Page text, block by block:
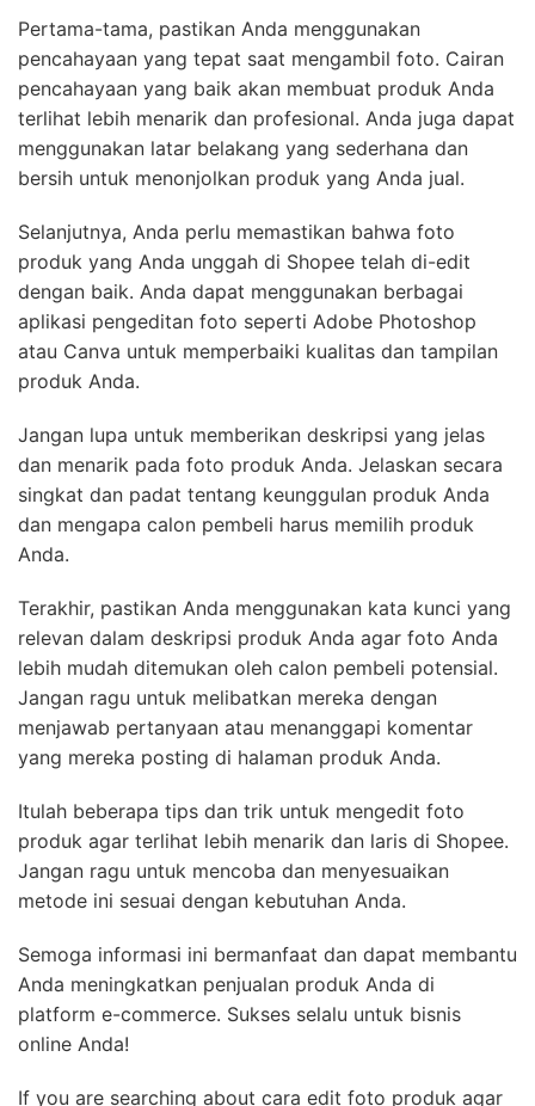
Pertama-tama, pastikan Anda menggunakan
pencahayaan yang tepat saat mengambil foto. Cairan
pencahayaan yang baik akan membuat produk Anda
terlihat lebih menarik dan profesional. Anda juga dapat
menggunakan latar belakang yang sederhana dan
bersih untuk menonjolkan produk yang Anda jual.
Selanjutnya, Anda perlu memastikan bahwa foto
produk yang Anda unggah di Shopee telah di-edit
dengan baik. Anda dapat menggunakan berbagai
aplikasi pengeditan foto seperti Adobe Photoshop
atau Canva untuk memperbaiki kualitas dan tampilan
produk Anda.
Jangan lupa untuk memberikan deskripsi yang jelas
dan menarik pada foto produk Anda. Jelaskan secara
singkat dan padat tentang keunggulan produk Anda
dan mengapa calon pembeli harus memilih produk
Anda.
Terakhir, pastikan Anda menggunakan kata kunci yang
relevan dalam deskripsi produk Anda agar foto Anda
lebih mudah ditemukan oleh calon pembeli potensial.
Jangan ragu untuk melibatkan mereka dengan
menjawab pertanyaan atau menanggapi komentar
yang mereka posting di halaman produk Anda.
Itulah beberapa tips dan trik untuk mengedit foto
produk agar terlihat lebih menarik dan laris di Shopee.
Jangan ragu untuk mencoba dan menyesuaikan
metode ini sesuai dengan kebutuhan Anda.
Semoga informasi ini bermanfaat dan dapat membantu
Anda meningkatkan penjualan produk Anda di
platform e-commerce. Sukses selalu untuk bisnis
online Anda!
If you are searching about cara edit foto produk agar